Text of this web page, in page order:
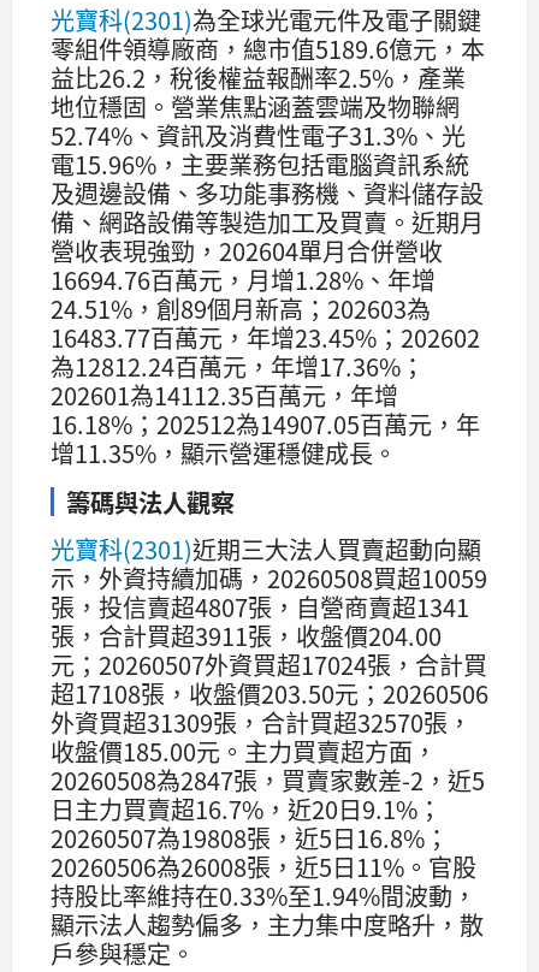
光寶科(2301)為全球光電元件及電子關鍵
零組件領導廠商，總市值5189.6億元，本
益比26.2，稅後權益報酬率2.5%，產業
地位穩固。營業焦點涵蓋雲端及物聯網
52.74%、資訊及消費性電子31.3%、光
電15.96%，主要業務包括電腦資訊系統
及週邊設備、多功能事務機、資料儲存設
備、網路設備等製造加工及買賣。近期月
營收表現強勁，202604單月合併營收
16694.76百萬元，月增1.28%、年增
24.51%，創89個月新高；202603為
16483.77百萬元，年增23.45%；202602
為12812.24百萬元，年增17.36%；
202601為14112.35百萬元，年增
16.18%；202512為14907.05百萬元，年
增11.35%，顯示營運穩健成長。
籌碼與法人觀察
光寶科(2301)近期三大法人買賣超動向顯
示，外資持續加碼，20260508買超10059
張，投信賣超4807張，自營商賣超1341
張，合計買超3911張，收盤價204.00
元；20260507外資買超17024張，合計買
超17108張，收盤價203.50元；20260506
外資買超31309張，合計買超32570張，
收盤價185.00元。主力買賣超方面，
20260508為2847張，買賣家數差-2，近5
日主力買賣超16.7%，近20日9.1%；
20260507為19808張，近5日16.8%；
20260506為26008張，近5日11%。官股
持股比率維持在0.33%至1.94%間波動，
顯示法人趨勢偏多，主力集中度略升，散
戶參與穩定。